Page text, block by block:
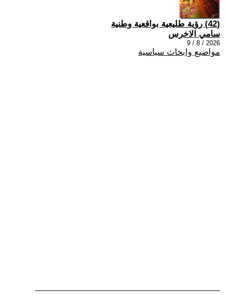
(42) رؤية طليعية بواقعية وطنية
سامي الاخرس
2026 / 8 / 9
مواضيع وابحاث سياسية